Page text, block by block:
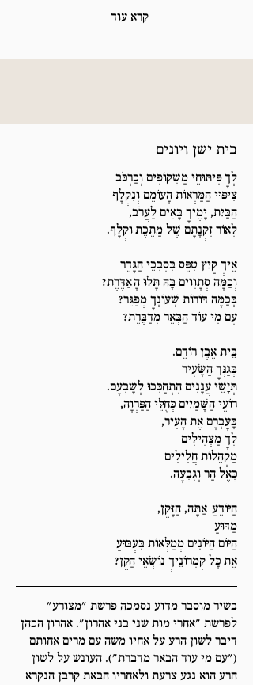
קרא עוד
בית ישן ויונים
לְךָ פִּיתּוּחֵי מַשְׁקוֹפִים וְכַרְכֹּב
צִיפּוּי הַמַּרְאוֹת הָעוֹמֵם וְנִקְלָף
הַבַּיִת, יָמֶיךָ בָּאִים לַעֲרֹב,
לְאוֹר זִקְנָתָם שֶׁל מַתֶּכֶת וּקְלָף.
אֵיךְ קַיִץ טִפֵּס בְּסִבְכֵי הַגָּדֵר
וְכַמָּה סְתָוִוים בָּהּ תָּלוּ הָאַדֶּרֶת?
בְּכַמָּה דּוֹרוֹת שְׁעוֹנְךָ מְפַגֵּר?
עִם מִי עוֹד הַבְּאֵר מְדַבֶּרֶת?
בֵּית אֶבֶן רוֹדֵם.
בְּגַנְּךָ הַשָּׂעִיר
תְּיׇשֵׁי עֲנָנִים הִתְחַכְּכוּ לְשָׂבְעָם.
רוֹעֵי הַשָּׁמַיִים כְּחֻלֵּי הַפַּרְוָה,
בָּעָבְרָם אֶת הָעִיר,
לְךָ מַצְהִילִים
מַקְהֵלוֹת חֲלִילִים
כְּאֶל הַר וְגִבְעָה.
הַיּוֹדֵעַ אַתָּה, הַזָּקֵן,
מַדּוּעַ
הַיּוֹם הַיּוֹנִים מְמַלְּאוֹת בִּעְבּוּעַ
אֶת כָּל קִמְרוֹנֵיךְ נוֹשְׂאֵי הַקֵּן?
בשיר מוסבר מדוע נסמכה פרשת "מצורע"
לפרשת "אחרי מות שני בני אהרון". אהרון הכהן
דיבר לשון הרע על אחיו משה עם מרים אחותם
("עם מי עוד הבאר מדברת"). העונש על לשון
הרע הוא נגע צרעת ולאחריו הבאת קרבן הנקרא